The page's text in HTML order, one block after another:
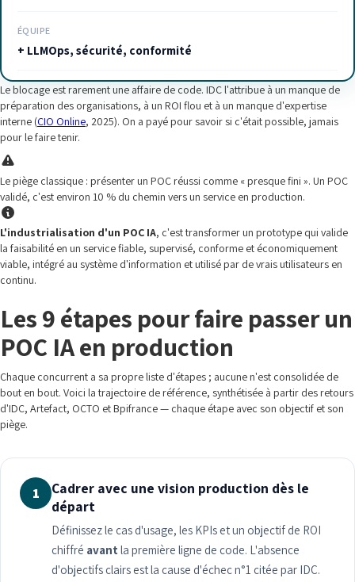
ÉQUIPE
+ LLMOps, sécurité, conformité
Le blocage est rarement une affaire de code. IDC l'attribue à un manque de
préparation des organisations, à un ROI flou et à un manque d'expertise
interne (CIO Online, 2025). On a payé pour savoir si c'était possible, jamais
pour le faire tenir.
Le piège classique : présenter un POC réussi comme « presque fini ». Un POC
validé, c'est environ 10 % du chemin vers un service en production.
L'industrialisation d'un POC IA, c'est transformer un prototype qui valide
la faisabilité en un service fiable, supervisé, conforme et économiquement
viable, intégré au système d'information et utilisé par de vrais utilisateurs en
continu.
Les 9 étapes pour faire passer un
POC IA en production
Chaque concurrent a sa propre liste d'étapes ; aucune n'est consolidée de
bout en bout. Voici la trajectoire de référence, synthétisée à partir des retours
d'IDC, Artefact, OCTO et Bpifrance — chaque étape avec son objectif et son
piège.
1
Cadrer avec une vision production dès le
départ
Définissez le cas d'usage, les KPIs et un objectif de ROI
chiffré avantla première ligne de code. L'absence
d'objectifs clairs est la cause d'échec n°1 citée par IDC.